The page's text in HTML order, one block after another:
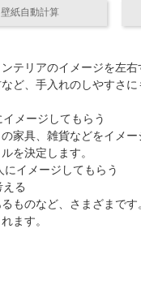
壁紙自動計算
テリアのイメージを左
ど、手入れのしやすさ
メージしてもらう
家具、雑貨などをイメ
を決定します。
る
ものなど、さまざまで
ます。